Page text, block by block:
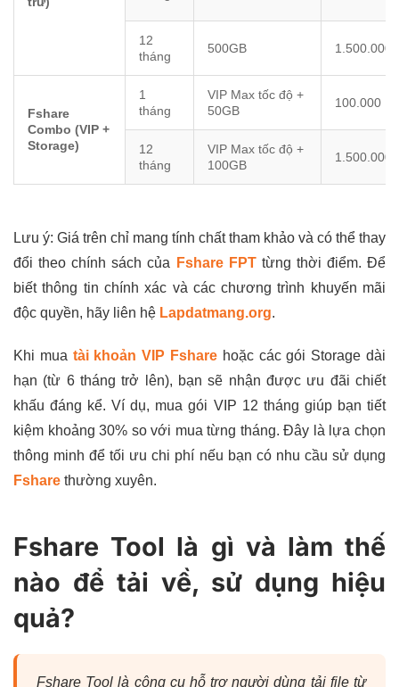
12
tháng
500GB 1.500.000
Fshare
Combo (VIP +
Storage)
1
tháng
VIP Max tốc độ +
50GB
100.000
12
tháng
VIP Max tốc độ +
100GB
1.500.000
Lưu ý: Giá trên chỉ mang tính chất tham khảo và có thể thay
đổi theo chính sách của
Fshare FPTtừng thời điểm. Để
biết thông tin chính xác và các chương trình khuyến mãi
độc quyền, hãy liên hệ Lapdatmang.org.
Khi mua tài khoản VIP Fshare hoặc các gói Storage dài
hạn (từ 6 tháng trở lên), bạn sẽ nhận được ưu đãi chiết
khấu đáng kể. Ví dụ, mua gói VIP 12 tháng giúp bạn tiết
kiệm khoảng 30% so với mua từng tháng. Đây là lựa chọn
thông minh để tối ưu chi phí nếu bạn có nhu cầu sử dụng
Fshare thường xuyên.
Fshare Tool là gì và làm thế
nào để tải về, sử dụng hiệu
quả?
Fshare Tool là công cụ hỗ trợ người dùng tải file từ